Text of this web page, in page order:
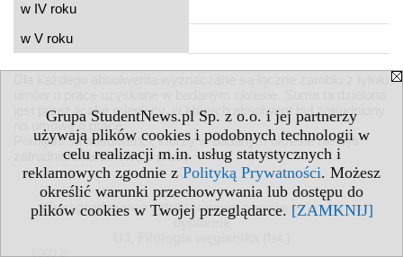
Grupa StudentNews.pl Sp. z o.o. i jej partnerzy
używają plików cookies i podobnych technologii w
celu realizacji m.in. usług statystycznych i
reklamowych zgodnie z Polityką Prywatności. Możesz
określić warunki przechowywania lub dostępu do
plików cookies w Twojej przeglądarce. [ZAMKNIJ]
w IV roku
w V roku
jest przez liczbę miesięcy, w których absolwent był zatrudniony
na umowę o pracę.
Pomijani są absolwenci, którzy w badanym okresie nie byli
zatrudnieni na umowę o pracę.
Wynagrodzenie z tytułu umowy o pracę w I roku po
dyplomie
6000 zł